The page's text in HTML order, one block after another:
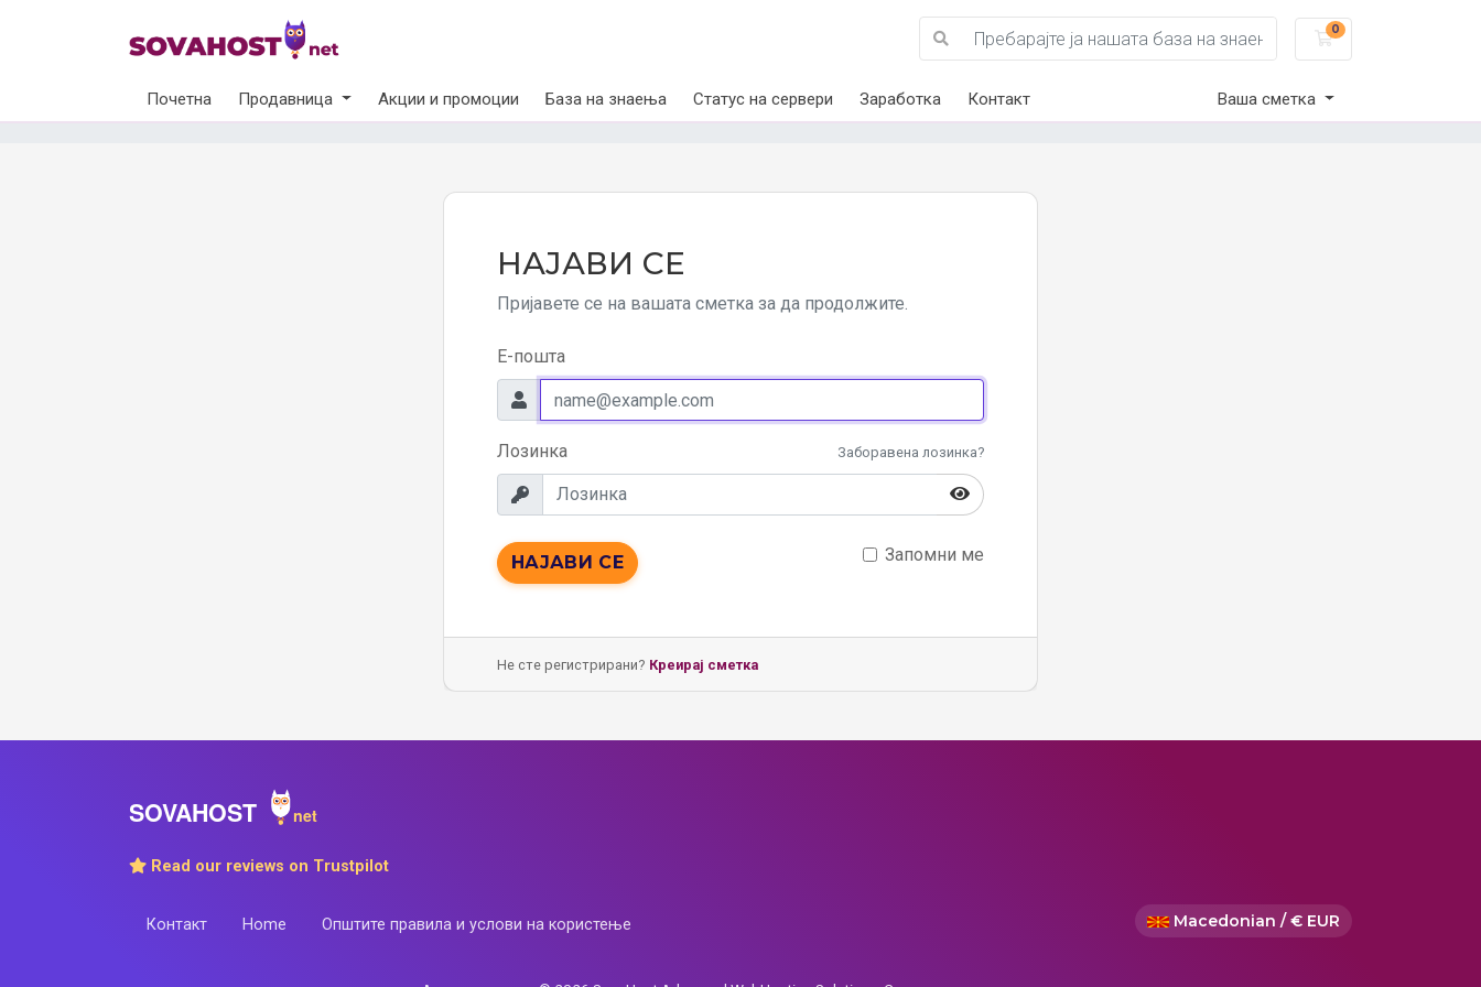
0
Потрошувачка
Почетна Продавница Акции и промоции База на знаења Статус на сервери Заработка Контакт Ваша сметка
НАЈАВИ СЕ
Пријавете се на вашата сметка за да продолжите.
Е-пошта
Лозинка Заборавена лозинка?
НАЈАВИ СЕ Запомни ме
Не сте регистрирани? Креирај сметка
Read our reviews on Trustpilot
Macedonian / € EUR
Контакт Home Општите правила и услови на користење